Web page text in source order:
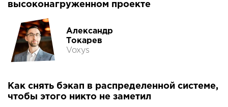
высоконагруженном проекте
Александр
Токарев
Voxys
Как снять бэкап в распределенной системе,
чтобы этого никто не заметил